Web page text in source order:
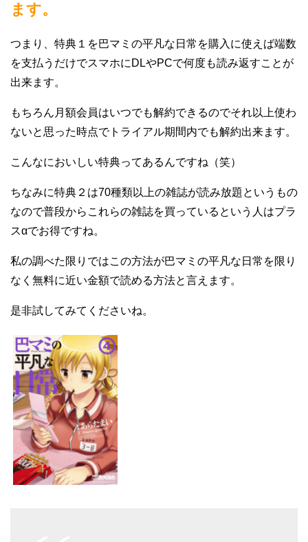
ます。
つまり、特典１を巴マミの平凡な日常を購入に使えば端数
を支払うだけでスマホにDLやPCで何度も読み返すことが
出来ます。
もちろん月額会員はいつでも解約できるのでそれ以上使わ
ないと思った時点でトライアル期間内でも解約出来ます。
こんなにおいしい特典ってあるんですね（笑）
ちなみに特典２は70種類以上の雑誌が読み放題というもの
なので普段からこれらの雑誌を買っているという人はプラ
スαでお得ですね。
私の調べた限りではこの方法が巴マミの平凡な日常を限り
なく無料に近い金額で読める方法と言えます。
是非試してみてくださいね。